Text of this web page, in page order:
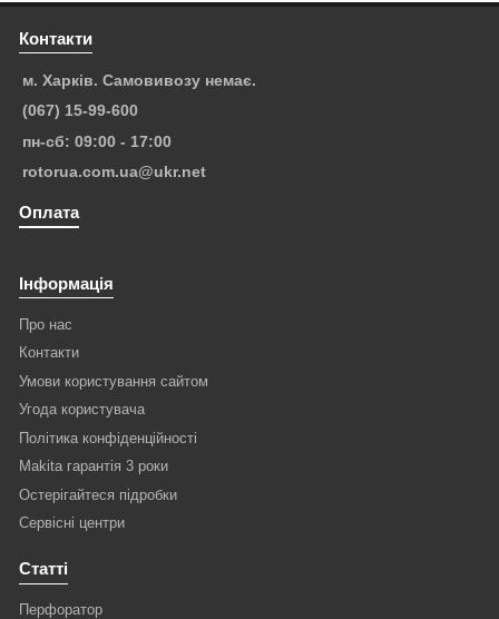
Контакти
м. Харків. Самовивозу немає.
(067) 15-99-600
пн-сб: 09:00 - 17:00
rotorua.com.ua@ukr.net
Оплата
Інформація
Про нас
Контакти
Умови користування сайтом
Угода користувача
Політика конфіденційності
Makita гарантія 3 роки
Остерігайтеся підробки
Сервісні центри
Статті
Перфоратор